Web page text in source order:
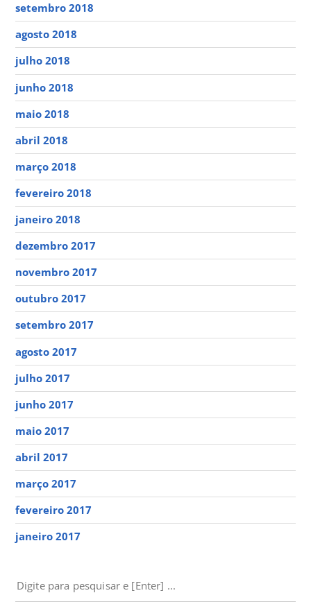
setembro 2018
agosto 2018
julho 2018
junho 2018
maio 2018
abril 2018
março 2018
fevereiro 2018
janeiro 2018
dezembro 2017
novembro 2017
outubro 2017
setembro 2017
agosto 2017
julho 2017
junho 2017
maio 2017
abril 2017
março 2017
fevereiro 2017
janeiro 2017
PESQUISAR